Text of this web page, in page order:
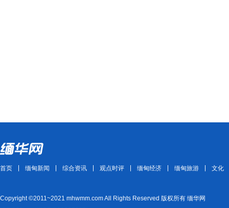
首页 缅甸新闻 综合资讯 观点时评 缅甸经济 缅甸旅游 文化
Copyright ©2011~2021 mhwmm.com All Rights Reserved 版权所有 缅华网